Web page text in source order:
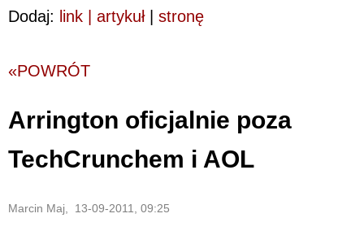
Dodaj: link | artykuł| stronę
«POWRÓT
Arrington oficjalnie poza
TechCrunchem i AOL
Marcin Maj, 13-09-2011, 09:25